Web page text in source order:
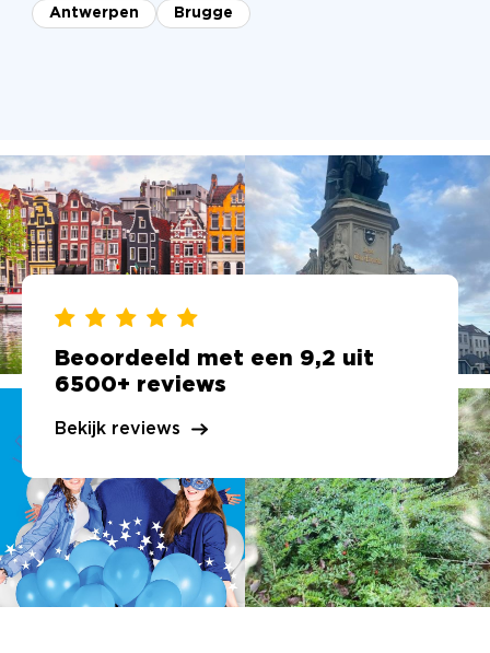
Antwerpen Brugge
Beoordeeld met een 9,2 uit
6500+ reviews
Bekijk reviews